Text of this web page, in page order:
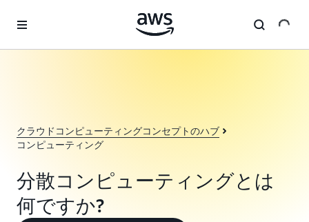
クラウドコンピューティングコンセプトのハブ
コンピューティング
分散コンピューティングとは
何ですか?